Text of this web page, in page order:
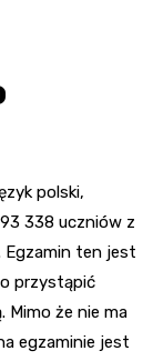
polski,
338 uczniów z
Egzamin ten jest
przystąpić
Mimo że nie ma
egzaminie jest